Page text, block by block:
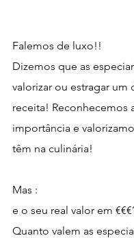
Falemos de luxo!!
Dizemos que as
valorizar ou estragar um
receita! Reconhecemos
importância e
têm na culinária!
Mas :
e o seu real valor em
Quanto valem as